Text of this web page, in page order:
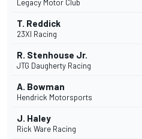
Legacy Motor Club
T. Reddick
23XI Racing
R. Stenhouse Jr.
JTG Daugherty Racing
A. Bowman
Hendrick Motorsports
J. Haley
Rick Ware Racing